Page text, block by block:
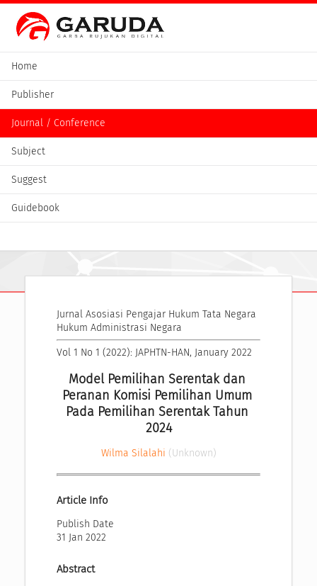
Home
Publisher
Journal / Conference
Subject
Suggest
Guidebook
Jurnal Asosiasi Pengajar Hukum Tata Negara
Hukum Administrasi Negara
Vol 1 No 1 (2022): JAPHTN-HAN, January 2022
Model Pemilihan Serentak dan
Peranan Komisi Pemilihan Umum
Pada Pemilihan Serentak Tahun
2024
Wilma Silalahi (Unknown)
Article Info
Publish Date
31 Jan 2022
Abstract